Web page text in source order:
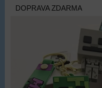
DOPRAVA ZDARMA